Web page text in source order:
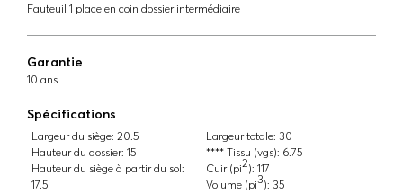
Fauteuil 1 place en coin dossier intermédiaire
Garantie
10 ans
Spécifications
Largeur du siège: 20.5
Hauteur du dossier: 15
Hauteur du siège à partir du sol:
17.5
Largeur totale: 30
**** Tissu (vgs): 6.75
Cuir (pi2): 117
Volume (pi3): 35